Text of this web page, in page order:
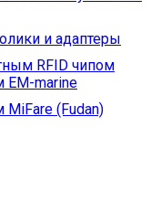
и адаптеры
RFID чипом
EM-marine
(Fudan)